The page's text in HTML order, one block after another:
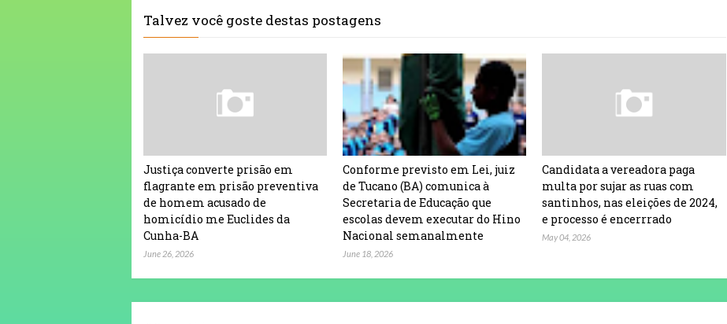
Talvez você goste destas postagens
Justiça converte prisão em
flagrante em prisão preventiva
de homem acusado de
homicídio me Euclides da
Cunha-BA
June 26, 2026
Conforme previsto em Lei, juiz
de Tucano (BA) comunica à
Secretaria de Educação que
escolas devem executar do Hino
Nacional semanalmente
June 18, 2026
Candidata a vereadora paga
multa por sujar as ruas com
santinhos, nas eleições de 2024,
e processo é encerrrado
May 04, 2026